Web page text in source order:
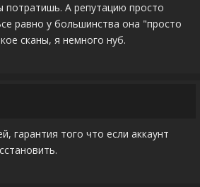
потратишь. А репутацию просто
равно у большинства она "просто
сканы, я немного нуб.
гарантия того что если аккаунт